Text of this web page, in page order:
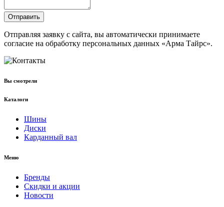
Отправить
Отправляя заявку с сайта, вы автоматически принимаете
согласие на обработку персональных данных «Арма Тайрс».
Вы смотрели
Каталоги
Шины
Диски
Карданный вал
Меню
Бренды
Скидки и акции
Новости